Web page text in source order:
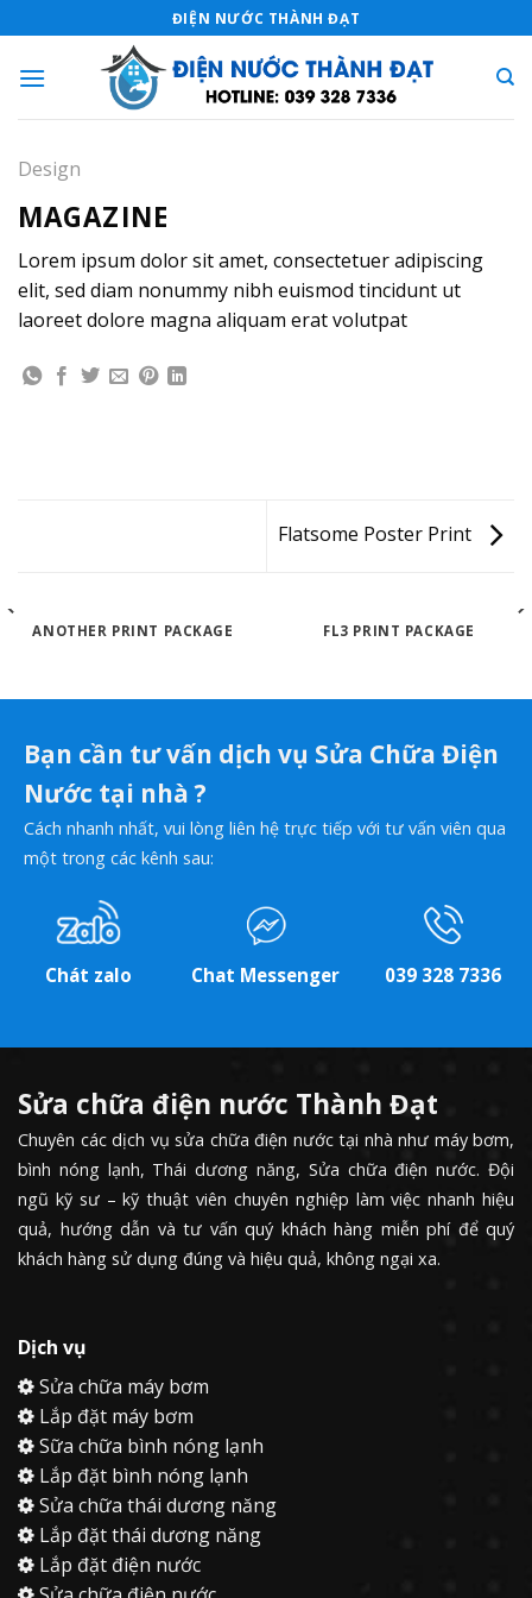
to
content
ĐIỆN NƯỚC THÀNH ĐẠT
Design
MAGAZINE
Lorem ipsum dolor sit amet, consectetuer adipiscing
elit, sed diam nonummy nibh euismod tincidunt ut
laoreet dolore magna aliquam erat volutpat
Flatsome Poster Print
ANOTHER PRINT PACKAGE FL3 PRINT PACKAGE
Bạn cần tư vấn dịch vụ Sửa Chữa Điện
Nước tại nhà ?
Cách nhanh nhất, vui lòng liên hệ trực tiếp với tư vấn viên qua
một trong các kênh sau:
Chát zalo Chat Messenger 039 328 7336
Sửa chữa điện nước Thành Đạt
Chuyên các dịch vụ sửa chữa điện nước tại nhà như máy bơm,
bình nóng lạnh, Thái dương năng, Sửa chữa điện nước. Đội
ngũ kỹ sư – kỹ thuật viên chuyên nghiệp làm việc nhanh hiệu
quả, hướng dẫn và tư vấn quý khách hàng miễn phí để quý
khách hàng sử dụng đúng và hiệu quả, không ngại xa.
Dịch vụ
Sửa chữa máy bơm
Lắp đặt máy bơm
Sữa chữa bình nóng lạnh
Lắp đặt bình nóng lạnh
Sửa chữa thái dương năng
Lắp đặt thái dương năng
Lắp đặt điện nước